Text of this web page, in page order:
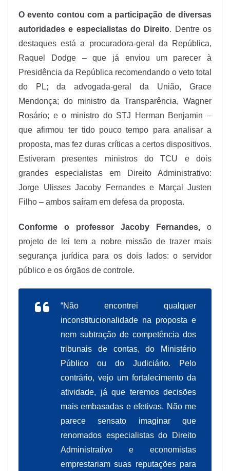
O evento contou com a participação de diversas
autoridades e especialistas do Direito. Dentre os
destaques está a procuradora-geral da República,
Raquel Dodge – que já enviou um parecer à
Presidência da República recomendando o veto total
do PL; da advogada-geral da União, Grace
Mendonça; do ministro da Transparência, Wagner
Rosário; e o ministro do STJ Herman Benjamin –
que afirmou ter tido pouco tempo para analisar a
proposta, mas fez duras críticas a certos dispositivos.
Estiveram presentes ministros do TCU e dois
grandes especialistas em Direito Administrativo:
Jorge Ulisses Jacoby Fernandes e Marçal Justen
Filho – ambos saíram em defesa da proposta.
Conforme o professor Jacoby Fernandes, o
projeto de lei tem a nobre missão de trazer mais
segurança jurídica para os dois lados: o servidor
público e os órgãos de controle.
“Não encontrei qualquer
inconstitucionalidade na proposta e
nem subtração de competência dos
tribunais de contas, do Ministério
Público ou do Judiciário. Pelo
contrário, vejo um fortalecimento da
atividade, já que teremos decisões
mais embasadas e efetivas. Não me
parece sensato imaginar que
renomados especialistas do Direito
Administrativo e economistas
emprestariam suas reputações para